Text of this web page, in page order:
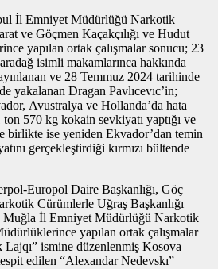
İl Emniyet Müdürlüğü Narkotik
ve Göçmen Kaçakçılığı ve Hudut
yapılan ortak çalışmalar sonucu; 23
isimli makamlarınca hakkında
ve 28 Temmuz 2024 tarihinde
yakalanan Dragan Pavlıcevıc’in;
Avustralya ve Hollanda’da hata
570 kg kokain sevkiyatı yaptığı ve
birlikte ise yeniden Ekvador’dan temin
gerçekleştirdiği kırmızı bültende
Europol Daire Başkanlığı, Göç
Cürümlerle Uğraş Başkanlığı
Muğla İl Emniyet Müdürlüğü Narkotik
yapılan ortak çalışmalar
ismine düzenlenmiş Kosova
edilen “Alexandar Nedevskı”